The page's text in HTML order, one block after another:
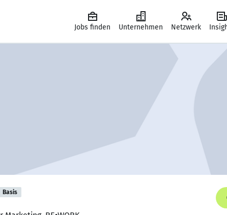
Jobs finden Unternehmen Netzwerk
Basis